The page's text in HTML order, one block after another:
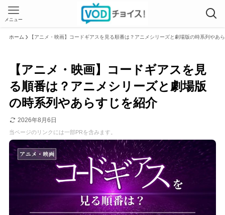
メニュー
ホーム 【アニメ・映画】コードギアスを見る順番は？アニメシリーズと劇場版の時系列やあ
【アニメ・映画】コードギアスを見
る順番は？アニメシリーズと劇場版
の時系列やあらすじを紹介
2026年8月6日
当ページのリンクには一部PRを含みます。